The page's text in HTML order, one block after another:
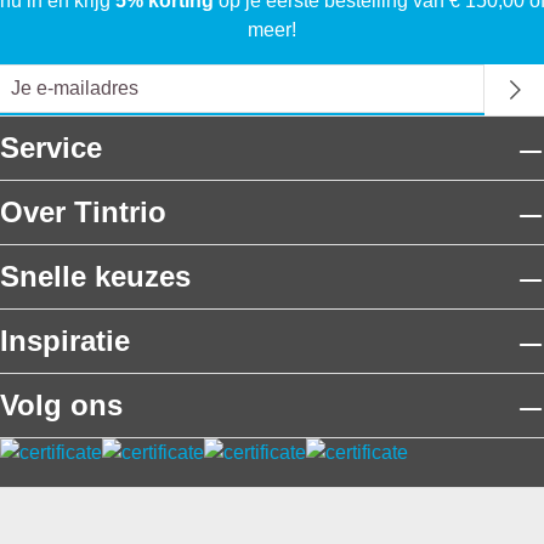
meer!
Service
Over Tintrio
Snelle keuzes
Inspiratie
Volg ons